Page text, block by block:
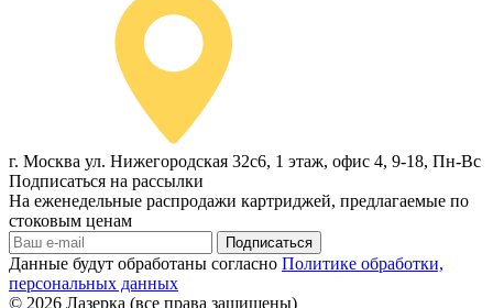
г. Москва ул. Нижегородская 32с6, 1 этаж, офис 4, 9-18, Пн-Вс
Подписаться на рассылки
На еженедельные распродажи картриджей, предлагаемые по
стоковым ценам
Подписаться
Данные будут обработаны согласно Политике обработки,
персональных данных
© 2026 Лазерка (все права защищены)